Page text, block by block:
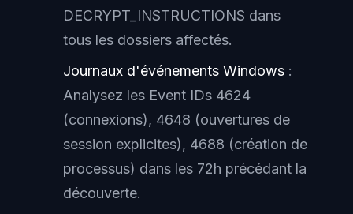
DECRYPT_INSTRUCTIONS dans
tous les dossiers affectés.
Journaux d'événements Windows :
Analysez les Event IDs 4624
(connexions), 4648 (ouvertures de
session explicites), 4688 (création de
processus) dans les 72h précédant la
découverte.